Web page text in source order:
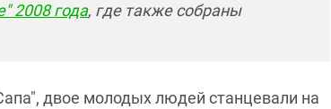
2008 года, где также собраны
двое молодых людей станцевали на